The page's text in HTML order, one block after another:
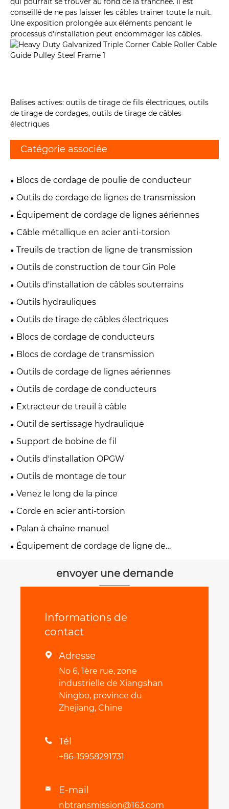
conseillé de ne pas laisser les câbles traîner toute la nuit.
Une exposition prolongée aux éléments pendant le
processus d'installation peut endommager les câbles.
Balises actives: outils de tirage de fils électriques, outils
de tirage de cordages, outils de tirage de câbles
électriques
Catégorie associée
Blocs de cordage de poulie de conducteur
Outils de cordage de lignes de transmission
Équipement de cordage de lignes aériennes
Câble métallique en acier anti-torsion
Treuils de traction de ligne de transmission
Outils de construction de tour Gin Pole
Outils d'installation de câbles souterrains
Outils hydrauliques
Outils de tirage de câbles électriques
Blocs de cordage de conducteurs
Blocs de cordage de transmission
Outils de cordage de lignes aériennes
Outils de cordage de conducteurs
Extracteur de treuil à câble
Outil de sertissage hydraulique
Support de bobine de fil
Outils d'installation OPGW
Outils de montage de tour
Venez le long de la pince
Corde en acier anti-torsion
Palan à chaîne manuel
Équipement de cordage de ligne de
envoyer une demande
Informations de
contact
 Adresse
No 6, 1ère rue, zone
industrielle de Xiangshan
Ningbo, province du
Zhejiang, Chine
 Tél
+86-15958291731
 E-mail
nbtransmission@163.com